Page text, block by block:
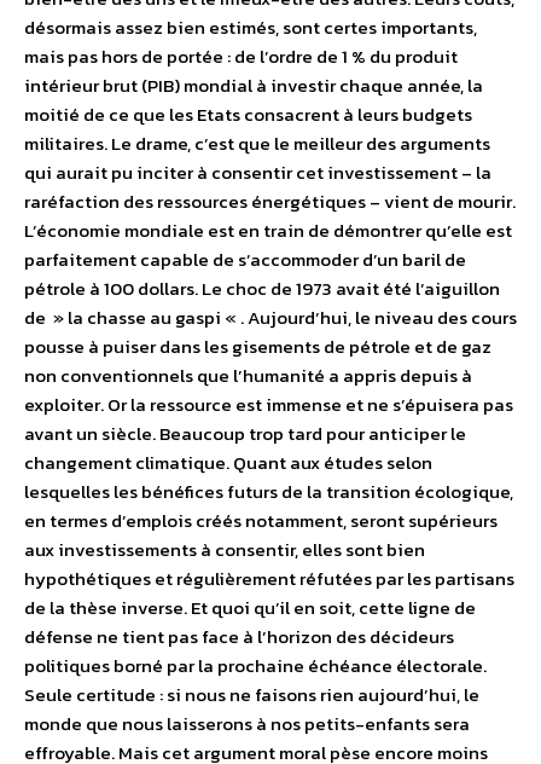
désormais assez bien estimés, sont certes importants,
mais pas hors de portée : de l’ordre de 1 % du produit
intérieur brut (PIB) mondial à investir chaque année, la
moitié de ce que les Etats consacrent à leurs budgets
militaires. Le drame, c’est que le meilleur des arguments
qui aurait pu inciter à consentir cet investissement – la
raréfaction des ressources énergétiques – vient de mourir.
L’économie mondiale est en train de démontrer qu’elle est
parfaitement capable de s’accommoder d’un baril de
pétrole à 100 dollars. Le choc de 1973 avait été l’aiguillon
de » la chasse au gaspi « . Aujourd’hui, le niveau des cours
pousse à puiser dans les gisements de pétrole et de gaz
non conventionnels que l’humanité a appris depuis à
exploiter. Or la ressource est immense et ne s’épuisera pas
avant un siècle. Beaucoup trop tard pour anticiper le
changement climatique. Quant aux études selon
lesquelles les bénéfices futurs de la transition écologique,
en termes d’emplois créés notamment, seront supérieurs
aux investissements à consentir, elles sont bien
hypothétiques et régulièrement réfutées par les partisans
de la thèse inverse. Et quoi qu’il en soit, cette ligne de
défense ne tient pas face à l’horizon des décideurs
politiques borné par la prochaine échéance électorale.
Seule certitude : si nous ne faisons rien aujourd’hui, le
monde que nous laisserons à nos petits-enfants sera
effroyable. Mais cet argument moral pèse encore moins